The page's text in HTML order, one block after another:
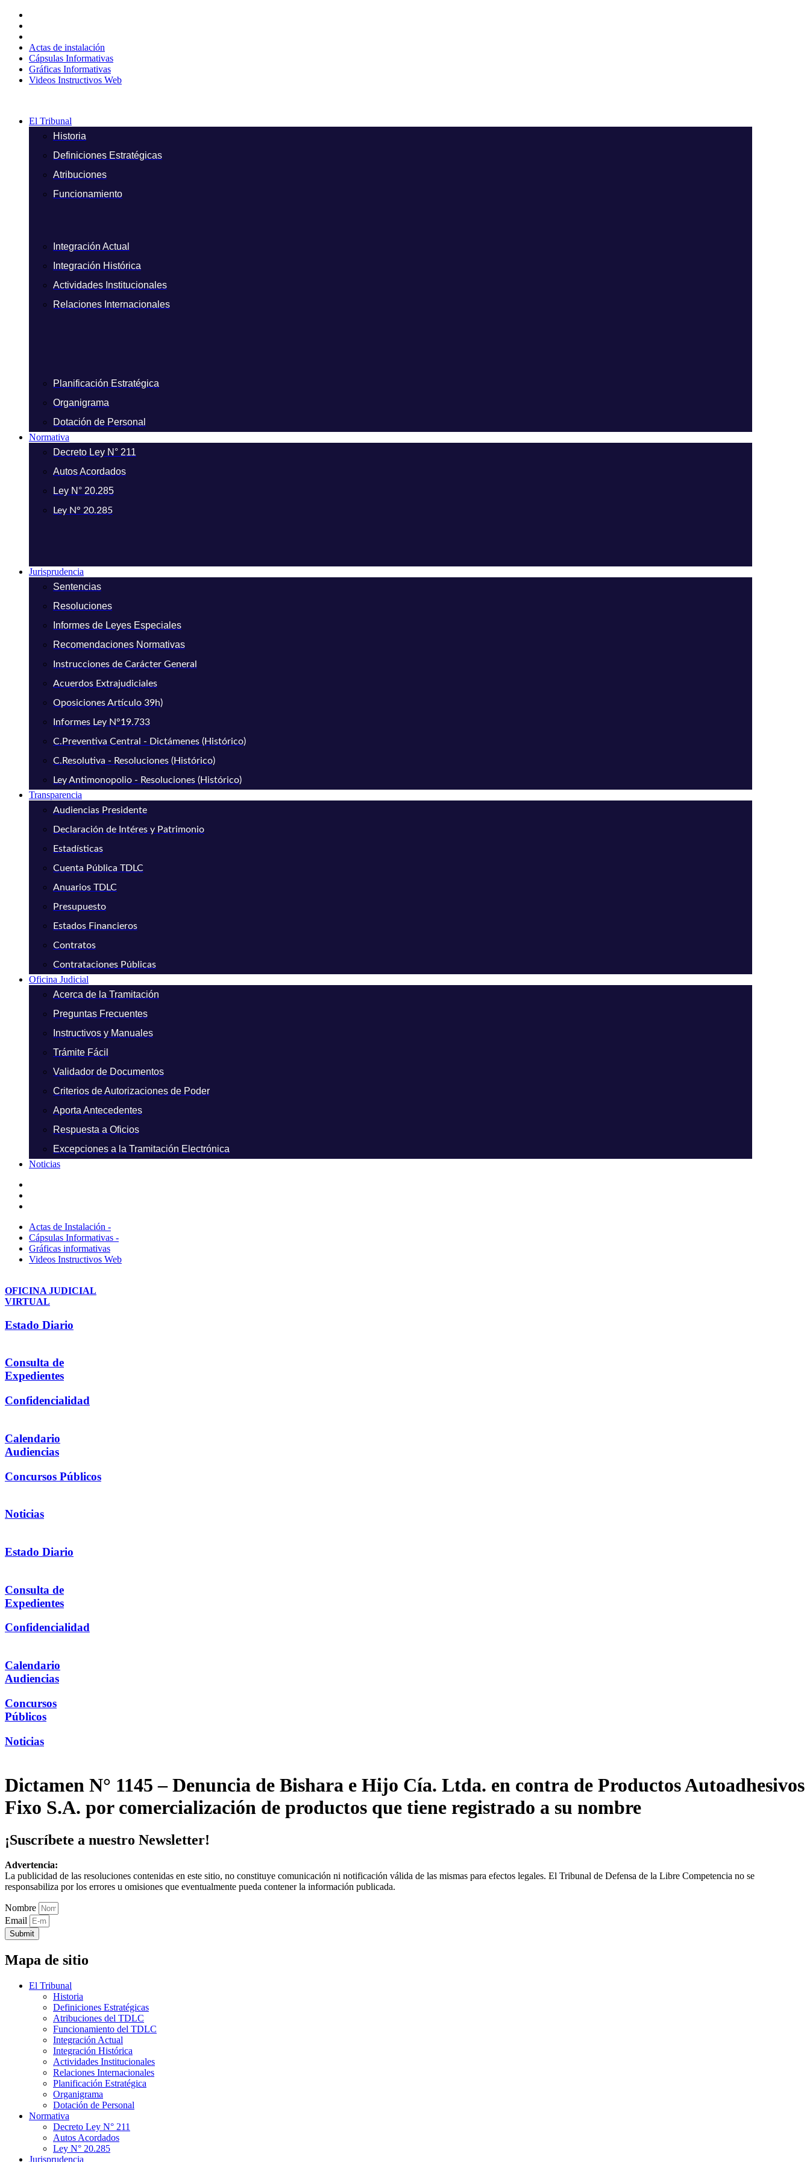
contenido
Actas de instalación
Cápsulas Informativas
Gráficas Informativas
Videos Instructivos Web
El Tribunal
Historia
Definiciones Estratégicas
Atribuciones
Funcionamiento
Integración Actual
Integración Histórica
Actividades Institucionales
Relaciones Internacionales
Planificación Estratégica
Organigrama
Dotación de Personal
Normativa
Decreto Ley N° 211
Autos Acordados
Ley N° 20.285
Ley N° 20.285
Jurisprudencia
Sentencias
Resoluciones
Informes de Leyes Especiales
Recomendaciones Normativas
Instrucciones de Carácter General
Acuerdos Extrajudiciales
Oposiciones Artículo 39h)
Informes Ley N°19.733
C.Preventiva Central - Dictámenes (Histórico)
C.Resolutiva - Resoluciones (Histórico)
Ley Antimonopolio - Resoluciones (Histórico)
Transparencia
Audiencias Presidente
Declaración de Intéres y Patrimonio
Estadísticas
Cuenta Pública TDLC
Anuarios TDLC
Presupuesto
Estados Financieros
Contratos
Contrataciones Públicas
Oficina Judicial
Acerca de la Tramitación
Preguntas Frecuentes
Instructivos y Manuales
Trámite Fácil
Validador de Documentos
Criterios de Autorizaciones de Poder
Aporta Antecedentes
Respuesta a Oficios
Excepciones a la Tramitación Electrónica
Noticias
Actas de Instalación -
Cápsulas Informativas -
Gráficas informativas
Videos Instructivos Web
OFICINA JUDICIAL
VIRTUAL
Estado Diario
Consulta de
Expedientes
Confidencialidad
Calendario
Audiencias
Concursos Públicos
Noticias
Estado Diario
Consulta de
Expedientes
Confidencialidad
Calendario
Audiencias
Concursos
Públicos
Noticias
Dictamen N° 1145 – Denuncia de Bishara e Hijo Cía. Ltda. en contra de Productos Autoadhesivos
Fixo S.A. por comercialización de productos que tiene registrado a su nombre
¡Suscríbete a nuestro Newsletter!
Advertencia:
La publicidad de las resoluciones contenidas en este sitio, no constituye comunicación ni notificación válida de las mismas para efectos legales. El Tribunal de Defensa de la Libre Competencia no se
responsabiliza por los errores u omisiones que eventualmente pueda contener la información publicada.
Nombre
Email
Submit
Mapa de sitio
El Tribunal
Historia
Definiciones Estratégicas
Atribuciones del TDLC
Funcionamiento del TDLC
Integración Actual
Integración Histórica
Actividades Institucionales
Relaciones Internacionales
Planificación Estratégica
Organigrama
Dotación de Personal
Normativa
Decreto Ley N° 211
Autos Acordados
Ley N° 20.285
Jurisprudencia